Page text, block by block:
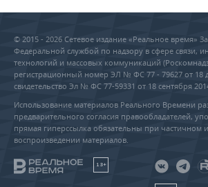
© 2015 - 2026 Сетевое издание «Реальное время»
Федеральной службой по надзору в сфере связи,
технологий и массовых коммуникаций
регистрационный номер ЭЛ № ФС 77 - 79627 от 18
свидетельство Эл № ФС 77-59331 от 18 сентября
Использование материалов Реального Времени
предварительного согласия правообладателей,
прямая гиперссылка обязательны при частичном
воспроизведении материалов.
18+